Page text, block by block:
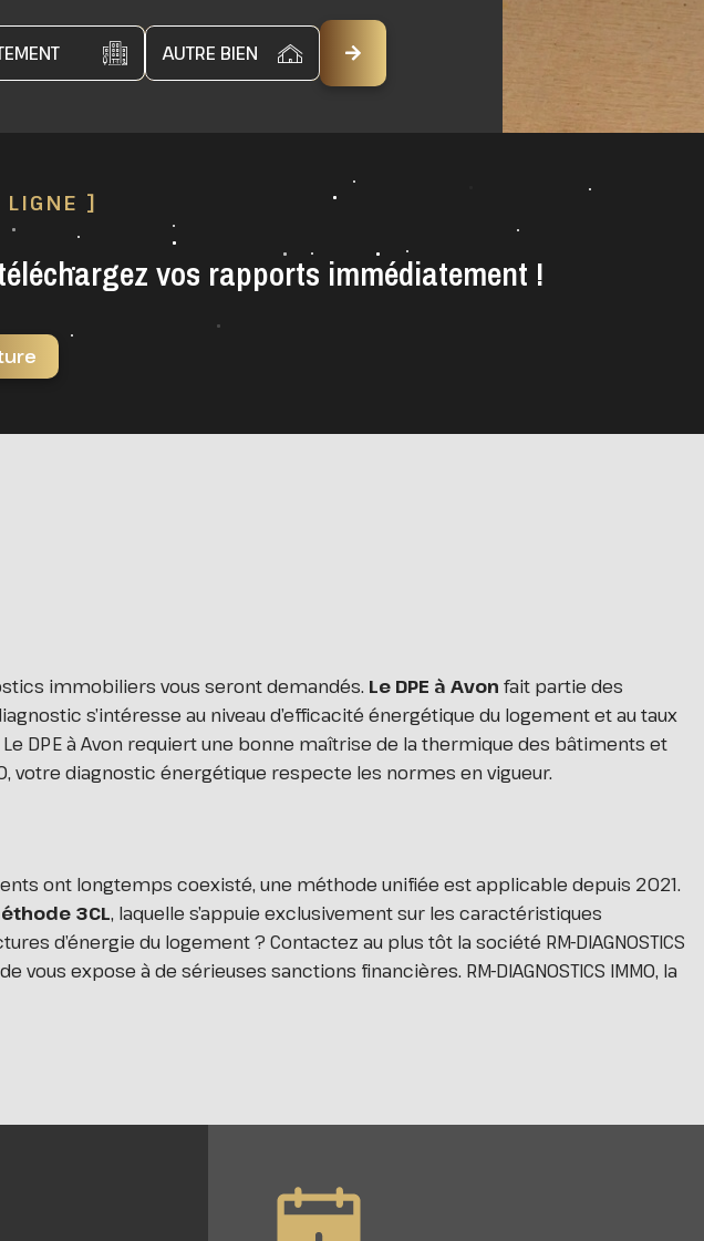
AUTRE BIEN
LIGNE ]
vos rapports immédiatement !
immobiliers vous seront demandés. Le DPE à Avon fait partie des
s’intéresse au niveau d’efficacité énergétique du logement et au taux
DPE à Avon requiert une bonne maîtrise de la thermique des bâtiments et
votre diagnostic énergétique respecte les normes en vigueur.
ont longtemps coexisté, une méthode unifiée est applicable depuis 2021.
3CL, laquelle s’appuie exclusivement sur les caractéristiques
d’énergie du logement ? Contactez au plus tôt la société RM-DIAGNOSTICS
expose à de sérieuses sanctions financières. RM-DIAGNOSTICS IMMO, la